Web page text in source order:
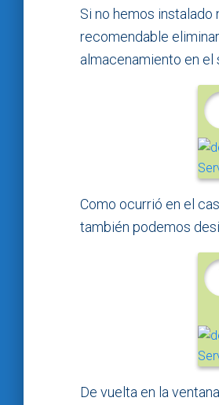
Si no hemos
recomendable
almacenamiento en el
Como ocurrió en el
también podemos
De vuelta en la